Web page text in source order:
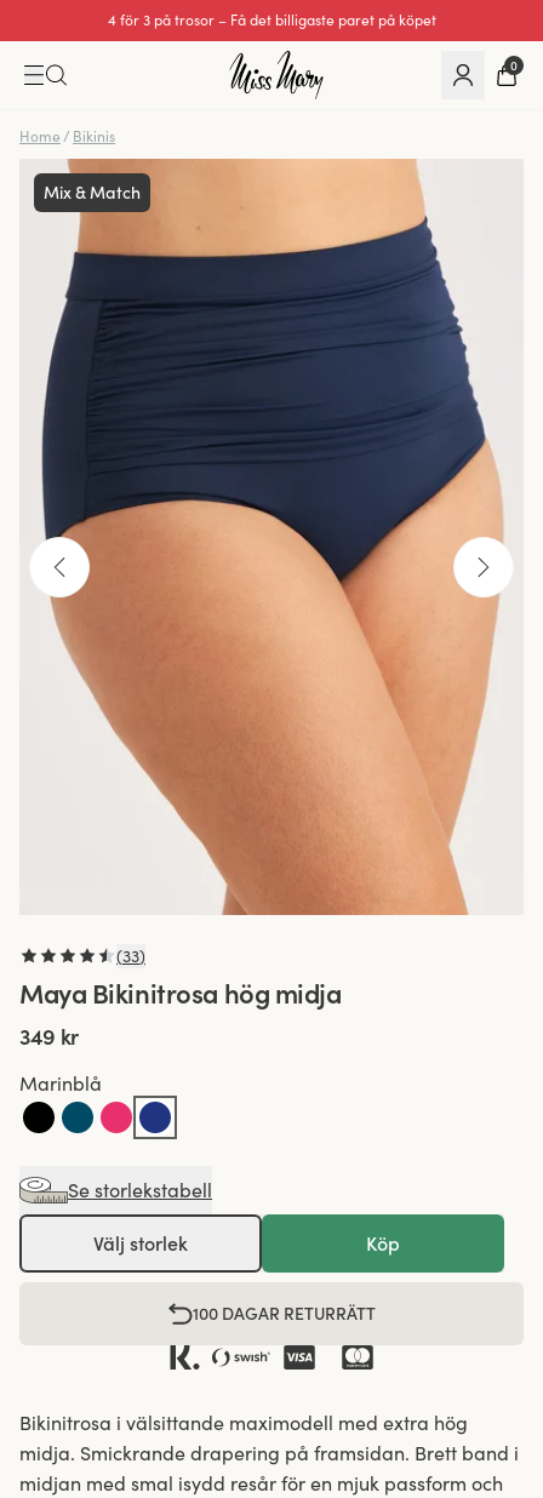
Utmärkt 0 av 5
0
Home / Bikinis
Mix & Match
(33)
Maya Bikinitrosa hög midja
349 kr
Marinblå
Se storlekstabell
Välj storlek Köp
100 DAGAR RETURRÄTT
Bikinitrosa i välsittande maximodell med extra hög
midja. Smickrande drapering på framsidan. Brett band i
midjan med smal isydd resår för en mjuk passform och